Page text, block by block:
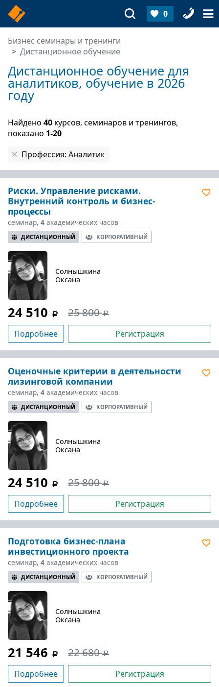
0
Бизнес семинары и тренинги
Дистанционное обучение
Дистанционное обучение для
аналитиков, обучение в 2026
году
Найдено 40 курсов, семинаров и тренингов,
показано 1-20
Профессия: Аналитик
Риски. Управление рисками.
Внутренний контроль и бизнес-
процессы
семинар, 4 академических часов
ДИСТАНЦИОННЫЙ КОРПОРАТИВНЫЙ
Солнышкина
Оксана
24 510 25 800
Подробнее Регистрация
Оценочные критерии в деятельности
лизинговой компании
семинар, 4 академических часов
ДИСТАНЦИОННЫЙ КОРПОРАТИВНЫЙ
Солнышкина
Оксана
24 510 25 800
Подробнее Регистрация
Подготовка бизнес-плана
инвестиционного проекта
семинар, 4 академических часов
ДИСТАНЦИОННЫЙ КОРПОРАТИВНЫЙ
Солнышкина
Оксана
21 546 22 680
Подробнее Регистрация